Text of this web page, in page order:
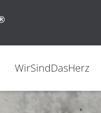
WirSindDasHerz